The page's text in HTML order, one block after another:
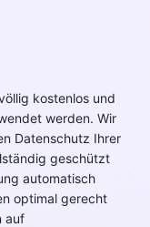
kostenlos und
werden. Wir
Datenschutz Ihrer
geschützt
automatisch
optimal gerecht
auf